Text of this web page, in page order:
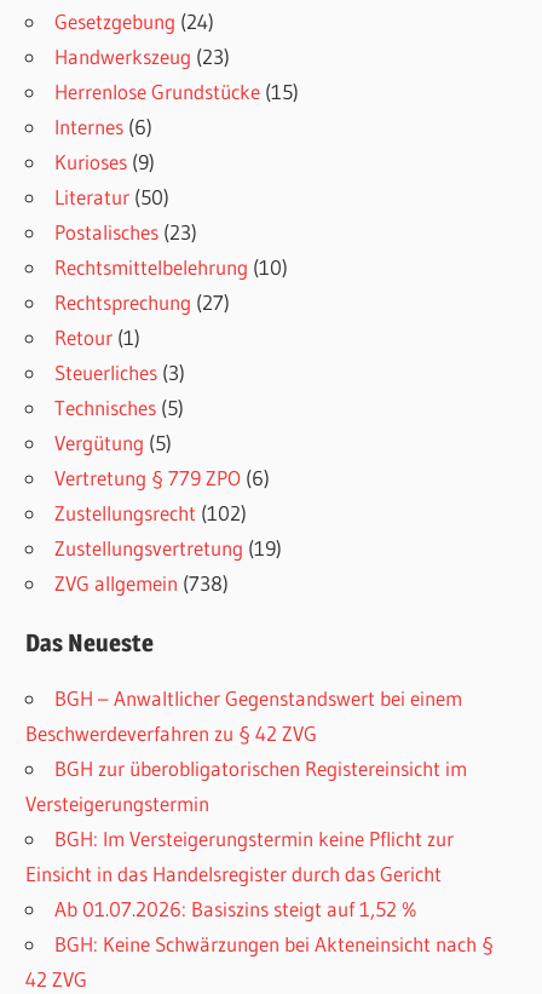
Gesetzgebung (24)
Handwerkszeug (23)
Herrenlose Grundstücke (15)
Internes (6)
Kurioses (9)
Literatur (50)
Postalisches (23)
Rechtsmittelbelehrung (10)
Rechtsprechung (27)
Retour (1)
Steuerliches (3)
Technisches (5)
Vergütung (5)
Vertretung § 779 ZPO (6)
Zustellungsrecht (102)
Zustellungsvertretung (19)
ZVG allgemein (738)
Das Neueste
BGH – Anwaltlicher Gegenstandswert bei einem
Beschwerdeverfahren zu § 42 ZVG
BGH zur überobligatorischen Registereinsicht im
Versteigerungstermin
BGH: Im Versteigerungstermin keine Pflicht zur
Einsicht in das Handelsregister durch das Gericht
Ab 01.07.2026: Basiszins steigt auf 1,52 %
BGH: Keine Schwärzungen bei Akteneinsicht nach §
42 ZVG